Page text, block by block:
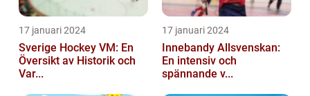
17 januari 2024
Sverige Hockey VM: En
Översikt av Historik och
Var...
17 januari 2024
Innebandy Allsvenskan:
En intensiv och
spännande v...